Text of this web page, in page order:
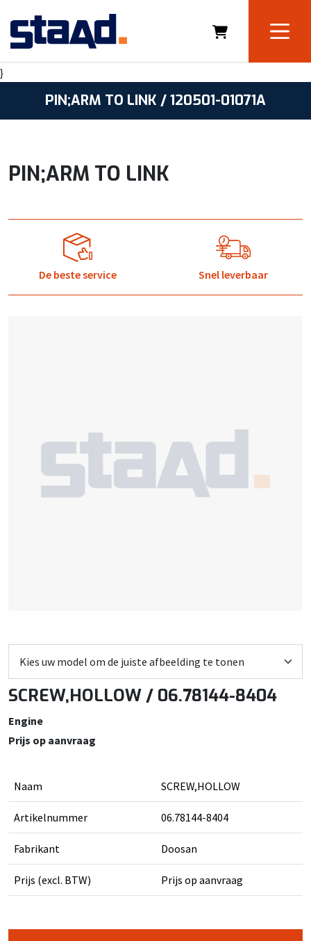
}
PIN;ARM TO LINK / 120501-01071A
PIN;ARM TO LINK
De beste service Snel leverbaar
SCREW,HOLLOW / 06.78144-8404
Engine
Prijs op aanvraag
Naam SCREW,HOLLOW
Artikelnummer 06.78144-8404
Fabrikant Doosan
Prijs (excl. BTW) Prijs op aanvraag